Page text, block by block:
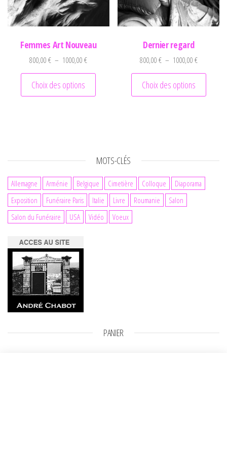
Femmes Art Nouveau
800,00€ – 1000,00€Plage de prix : 800,00 € à 1000,00 €
Choix des options
Ce produit a plusieurs variations. Les
Dernier regard
800,00€ – 1000,00€Plage de
Choix des options
Ce
MOTS-CLÉS
Allemagne Arménie Belgique Cimetière Colloque
Diaporama
Exposition
Funéraire Paris Italie Livre Roumanie
Salon
Salon du Funéraire
USA Vidéo Voeux
PANIER